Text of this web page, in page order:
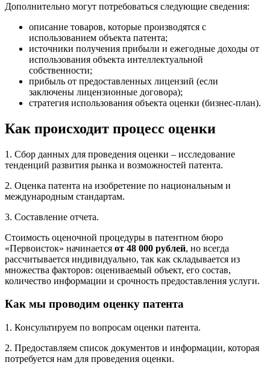
Дополнительно могут потребоваться следующие сведения:
описание товаров, которые производятся с
использованием объекта патента;
источники получения прибыли и ежегодные доходы от
использования объекта интеллектуальной
собственности;
прибыль от предоставленных лицензий (если
заключены лицензионные договора);
стратегия использования объекта оценки (бизнес-план).
Как происходит процесс оценки
1. Сбор данных для проведения оценки – исследование
тенденций развития рынка и возможностей патента.
2. Оценка патента на изобретение по национальным и
международным стандартам.
3. Составление отчета.
Стоимость оценочной процедуры в патентном бюро
«Первоисток» начинается от 48 000 рублей, но всегда
рассчитывается индивидуально, так как складывается из
множества факторов: оцениваемый объект, его состав,
количество информации и срочность предоставления услуги.
Как мы проводим оценку патента
1. Консультируем по вопросам оценки патента.
2. Предоставляем список документов и информации, которая
потребуется нам для проведения оценки.